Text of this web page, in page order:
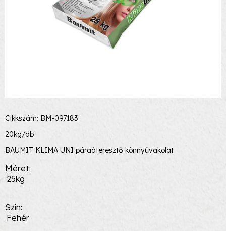
Cikkszám: BM-097183
20kg/db
BAUMIT KLIMA UNI páraáteresztő könnyűvakolat
Méret
25kg
Szín
Fehér